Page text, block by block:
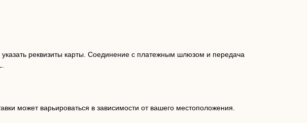
реквизиты карты. Соединение с платежным шлюзом и передача
может варьироваться в зависимости от вашего местоположения.